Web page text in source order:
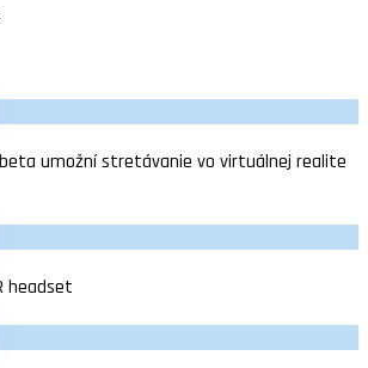
beta umožní stretávanie vo virtuálnej realite
headset